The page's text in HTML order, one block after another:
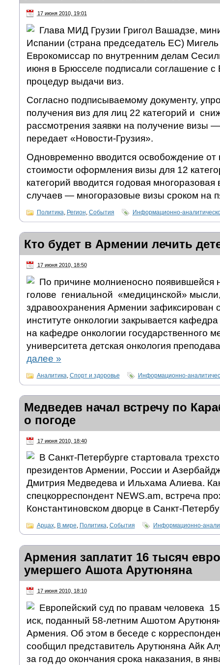
17 июня 2010, 19:01
Глава МИД Грузии Григол Вашадзе,
Испании (страна председатель ЕС)
Еврокомиссар по внутренним делам
июня в Брюсселе подписали соглашение
процедур выдачи виз.
Согласно подписываемому документу,
получения виз для лиц 22 категорий и
рассмотрения заявки на получение визы
передает «Новости-Грузия».
Одновременно вводится освобождение от
стоимости оформления визы для 12
категорий вводится годовая
случаев — многоразовые визы сроком на
Политика, Регион, События Информационно-
Кто будет в Армении лечить
17 июня 2010, 18:50
По причине молниеносно появившейся
голове гениальной «медицинской»
здравоохранения Армении зафиксирован
институте онкологии закрывается
на кафедре онкологии государственного
университета детская онкология
далее »
Аналитика Спорт и здоровье Информационно-
Медведев начал встречу по
о погоде
17 июня 2010, 18:40
В Санкт-Петербурге стартовала
президентов Армении, России и
Дмитрия Медведева и Ильхама Алиева.
спецкорреспондент NEWS.am, встреча
Константиновском дворце в Санкт-
Арцах, В мире, Политика, События Информационно-
Армения заплатит 16 тысяч
умершего Ашота Арутюняна
17 июня 2010, 18:10
Европейский суд по правам человека
иск, поданный 58-летним Ашотом
Армения. Об этом в беседе с
сообщил представитель Арутюняна Айк
за год до окончания срока наказания, в